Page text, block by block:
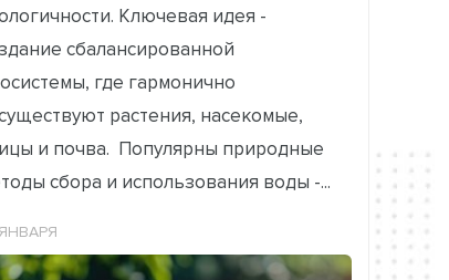
Ключевая идея -
сбалансированной
где гармонично
растения, насекомые,
и почва. Популярны природные
сбора и использования воды -...